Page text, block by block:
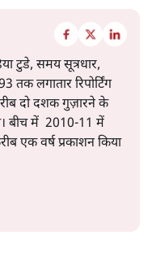
टुडे, समय सूत्रधार,
लगातार रिपोर्टिंग
दो दशक गुज़ारने के
बीच में 2010-11 में
एक वर्ष प्रकाशन किया